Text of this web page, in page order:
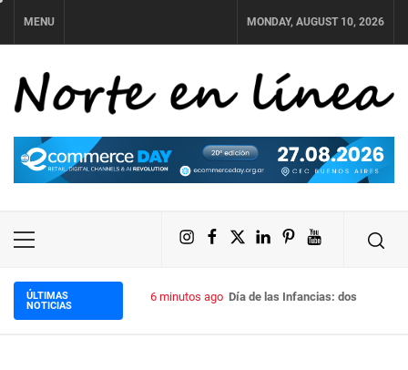
Skip
to
content
MENU MONDAY, AUGUST 10, 2026
NORTE EN LÍNEA
Primary
Instagram
Facebook
X LinkedIn
PinterestYouTube
ÚLTIMAS
NOTICIAS
6 minutos ago Día de las Infancias: dos